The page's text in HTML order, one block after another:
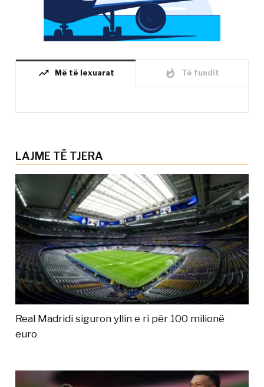
trending_up Më të lexuarat whatshot Të fundit
LAJME TË TJERA
Real Madridi siguron yllin e ri për 100 milionë
euro